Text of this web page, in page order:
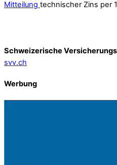
Mitteilung technischer Zins per
Schweizerische
svv.ch
Werbung